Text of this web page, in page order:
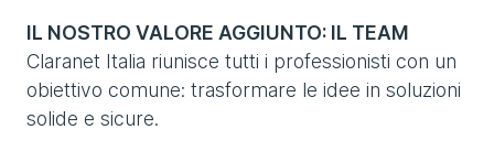
IL NOSTRO VALORE AGGIUNTO: IL TEAM
Claranet Italia riunisce tutti i professionisti con un
obiettivo comune: trasformare le idee in soluzioni
solide e sicure.